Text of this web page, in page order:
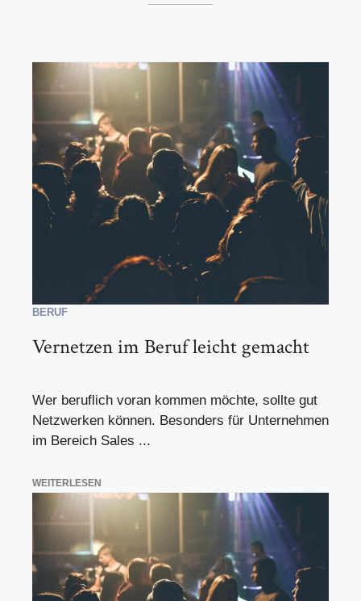
BERUF
Vernetzen im Beruf leicht gemacht
Wer beruflich voran kommen möchte, sollte gut
Netzwerken können. Besonders für Unternehmen
im Bereich Sales ...
WEITERLESEN